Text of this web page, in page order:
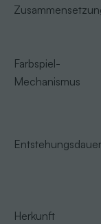
Farbspiel-
Mechanismus
Entstehungsdauer
Herkunft